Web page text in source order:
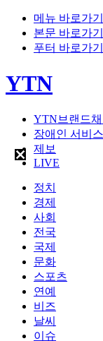
메뉴 바로가기
본문 바로가기
푸터 바로가기
YTN
YTN브랜드채
장애인 서비스
제보
LIVE
정치
경제
사회
전국
국제
문화
스포츠
연예
비즈
날씨
이슈